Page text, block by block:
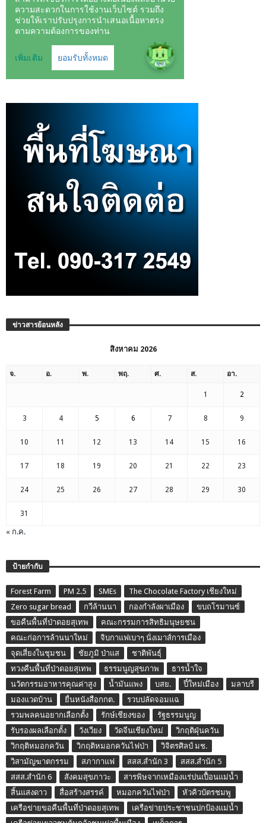
ข่าวสารย้อนหลัง
สิงหาคม 2026
จ. อ. พ. พฤ. ศ. ส. อา.
1 2
3 4 5 6 7 8 9
10 11 12 13 14 15 16
17 18 19 20 21 22 23
24 25 26 27 28 29 30
31
« ก.ค.
ป้ายกำกับ
Forest Farm PM 2.5 SMEs
The Chocolate Factory เชียงใหม่
Zero sugar bread
กวีล้านนา กองกำลังผาเมือง
ขบถโรมานซ์
ขอคืนพื้นที่ป่าดอยสุเทพ
คณะกรรมการสิทธิมนุษยชน
คณะก่อการล้านนาใหม่
จิบกาแฟเบาๆ นั่งเมาส์การเมือง
จุดเสี่ยงในชุมชน
ชัยภูมิ ป่าแส
ชาติพันธุ์
ทวงคืนพื้นที่ป่าดอยสุเทพ
ธรรมนูญสุขภาพ
ธารน้ำใจ
นวัตกรรมอาหารคุณค่าสูง
น้ำมันแพง บสย. ปี๋ใหม่เมือง
มลาบรี
มองแวดบ้าน
ยื่นหนังสือกกต.
รวบปลัดจอมแฉ
รวมพลคนอยากเลือกตั้ง
รักษ์เชียงของ
รัฐธรรมนูญ
รับรองผลเลือกตั้ง
วังเวียง วัดจีนเชียงใหม่
วิกฤติฝุ่นควัน
วิกฤติหมอกควัน
วิกฤติหมอกควันไฟป่า
วิจิตรศิลป์ มช.
วิสามัญฆาตกรรม
สภากาแฟ สสส.สำนัก 3
สสส.สำนัก 5
สสส.สำนัก 6
สังคมสุขภาวะ
สารพิษจากเหมืองแร่ปนเปื้อนแม่น้ำ
สิ้นแสงดาว
สื่อสร้างสรรค์ หมอกควันไฟป่า
หัวคิวบัตรชมพู
เครือข่ายขอคืนพื้นที่ป่าดอยสุเทพ
เครือข่ายประชาชนปกป้องแม่น้ำ